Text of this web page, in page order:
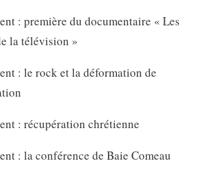
: première du documentaire « Les
la télévision »
: le rock et la déformation de
: récupération chrétienne
: la conférence de Baie Comeau